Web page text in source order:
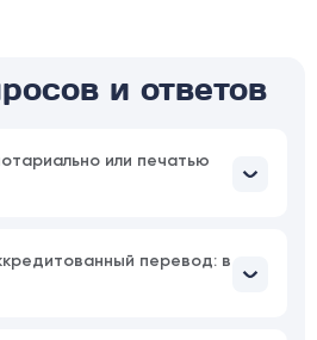
и ответов
или печатью
перевод: в